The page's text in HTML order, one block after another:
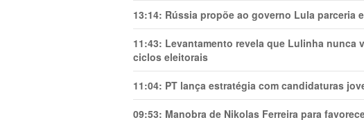
13:14: Rússia propõe ao governo Lula parceria
11:43: Levantamento revela que Lulinha nunca
ciclos eleitorais
11:04: PT lança estratégia com candidaturas
09:53: Manobra de Nikolas Ferreira para